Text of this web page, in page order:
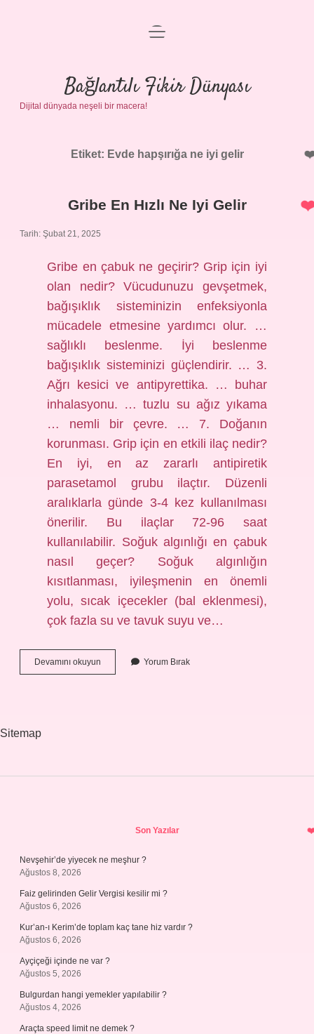
Anasayfa
Gizlilik Politikası
Yasal Uyarı
menüyü
Bağlantılı Fikir Dünyası
Dijital dünyada neşeli bir macera!
Etiket: Evde hapşırığa ne iyi gelir
Gribe En Hızlı Ne Iyi Gelir
Tarih: Şubat 21, 2025
Gribe en çabuk ne geçirir? Grip için iyi
olan nedir? Vücudunuzu gevşetmek,
bağışıklık sisteminizin enfeksiyonla
mücadele etmesine yardımcı olur. …
sağlıklı beslenme. İyi beslenme
bağışıklık sisteminizi güçlendirir. … 3.
Ağrı kesici ve antipyrettika. … buhar
inhalasyonu. … tuzlu su ağız yıkama
… nemli bir çevre. … 7. Doğanın
korunması. Grip için en etkili ilaç nedir?
En iyi, en az zararlı antipiretik
parasetamol grubu ilaçtır. Düzenli
aralıklarla günde 3-4 kez kullanılması
önerilir. Bu ilaçlar 72-96 saat
kullanılabilir. Soğuk algınlığı en çabuk
nasıl geçer? Soğuk algınlığın
kısıtlanması, iyileşmenin en önemli
yolu, sıcak içecekler (bal eklenmesi),
çok fazla su ve tavuk suyu ve…
Devamını okuyun
En
Yorum Bırak
Sitemap
Son Yazılar
Nevşehir’de yiyecek ne meşhur ?
Ağustos 8, 2026
Faiz gelirinden Gelir Vergisi kesilir mi ?
Ağustos 6, 2026
Kur’an-ı Kerim’de toplam kaç tane hiz vardır ?
Ağustos 6, 2026
Ayçiçeği içinde ne var ?
Ağustos 5, 2026
Bulgurdan hangi yemekler yapılabilir ?
Ağustos 4, 2026
Araçta speed limit ne demek ?